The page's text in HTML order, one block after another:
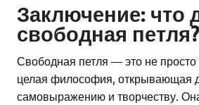
Заключение: что
свободная петля?
Свободная петля — это не просто
целая философия, открывающая
самовыражению и творчеству.